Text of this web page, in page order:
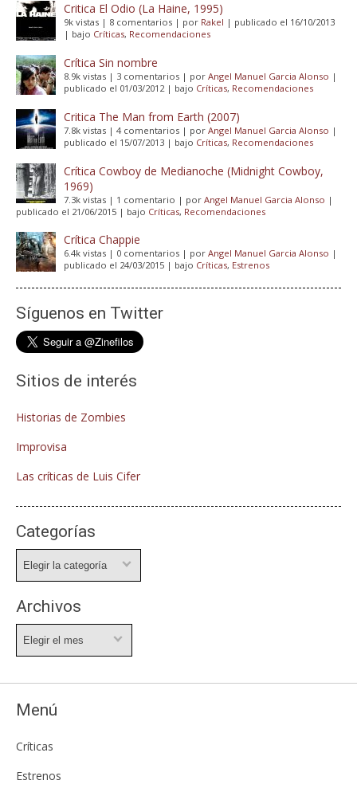
Critica El Odio (La Haine, 1995)
9k vistas | 8 comentarios | por Rakel | publicado el 16/10/2013
| bajo Críticas, Recomendaciones
Crítica Sin nombre
8.9k vistas | 3 comentarios | por Angel Manuel Garcia Alonso |
publicado el 01/03/2012| bajo Críticas, Recomendaciones
Critica The Man from Earth (2007)
7.8k vistas | 4 comentarios | por Angel Manuel Garcia Alonso |
publicado el 15/07/2013 | bajo Críticas, Recomendaciones
Crítica Cowboy de Medianoche (Midnight Cowboy,
1969)
7.3k vistas | 1 comentario | por Angel Manuel Garcia Alonso |
publicado el 21/06/2015 | bajo Críticas, Recomendaciones
Crítica Chappie
6.4k vistas | 0 comentarios | por Angel Manuel Garcia Alonso |
publicado el 24/03/2015 | bajo Críticas, Estrenos
Síguenos en Twitter
Sitios de interés
Historias de Zombies
Improvisa
Las críticas de Luis Cifer
Categorías
Archivos
Menú
Críticas
Estrenos